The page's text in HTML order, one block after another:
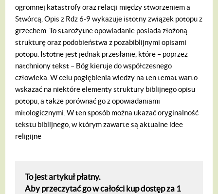
ogromnej katastrofy oraz relacji między stworzeniem a
Stwórcą. Opis z Rdz 6-9 wykazuje istotny związek potopu z
grzechem. To starożytne opowiadanie posiada złożoną
strukturę oraz podobieństwa z pozabiblijnymi opisami
potopu. Istotne jest jednak przesłanie, które – poprzez
natchniony tekst – Bóg kieruje do współczesnego
człowieka. W celu pogłębienia wiedzy na ten temat warto
wskazać na niektóre elementy struktury biblijnego opisu
potopu, a także porównać go z opowiadaniami
mitologicznymi. W ten sposób można ukazać oryginalność
tekstu biblijnego, w którym zawarte są aktualne idee
religijne
To jest artykuł płatny.
Aby przeczytać go w całości kup dostęp za 1